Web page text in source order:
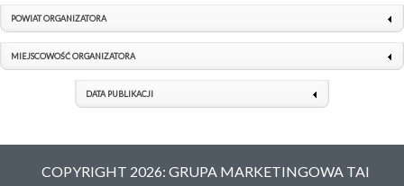
POWIAT ORGANIZATORA
MIEJSCOWOŚĆ ORGANIZATORA
DATA PUBLIKACJI
COPYRIGHT 2026: GRUPA MARKETINGOWA TAI